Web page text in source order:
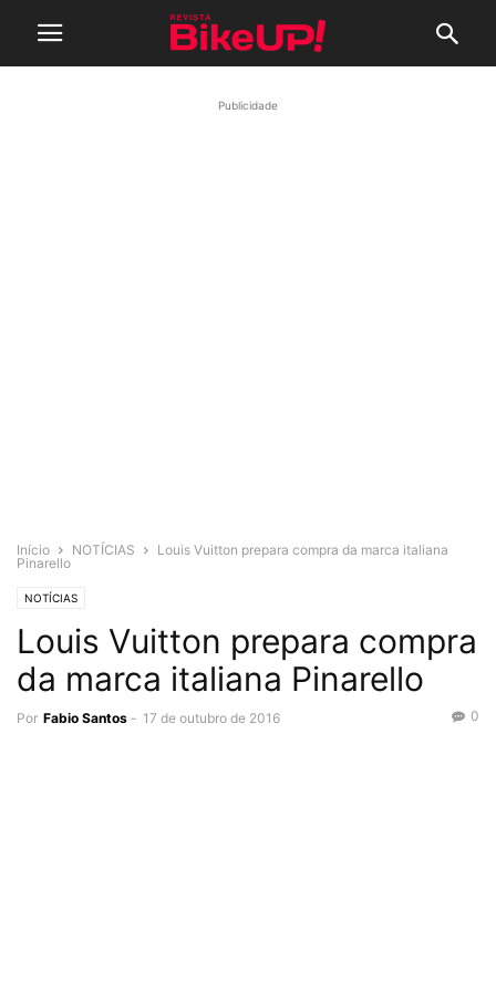
Publicidade
Início NOTÍCIAS
Louis Vuitton prepara compra da marca italiana
Pinarello
NOTÍCIAS
Louis Vuitton prepara compra
da marca italiana Pinarello
Por Fabio Santos - 17 de outubro de 2016 0